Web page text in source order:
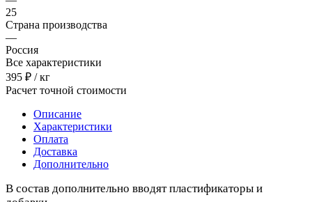
25
Страна производства
—
Россия
Все характеристики
395 ₽ / кг
Расчет точной стоимости
Описание
Характеристики
Оплата
Доставка
Дополнительно
В состав дополнительно вводят пластификаторы и